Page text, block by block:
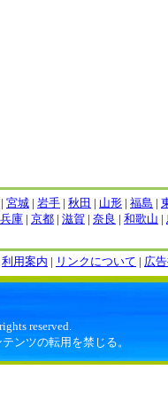
| 宮城 | 岩手 | 秋田 | 山形 | 福島 |
兵庫 | 京都 | 滋賀 | 奈良 | 和歌山 |
利用案内 | リンクについて | 広
reserved.
ツの転用を禁じる。